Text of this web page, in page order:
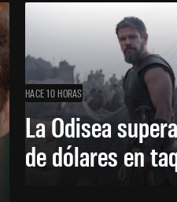
HACE 10 HORAS
La Odisea
de dólares en